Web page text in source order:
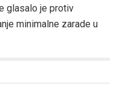
glasalo je protiv
minimalne zarade u